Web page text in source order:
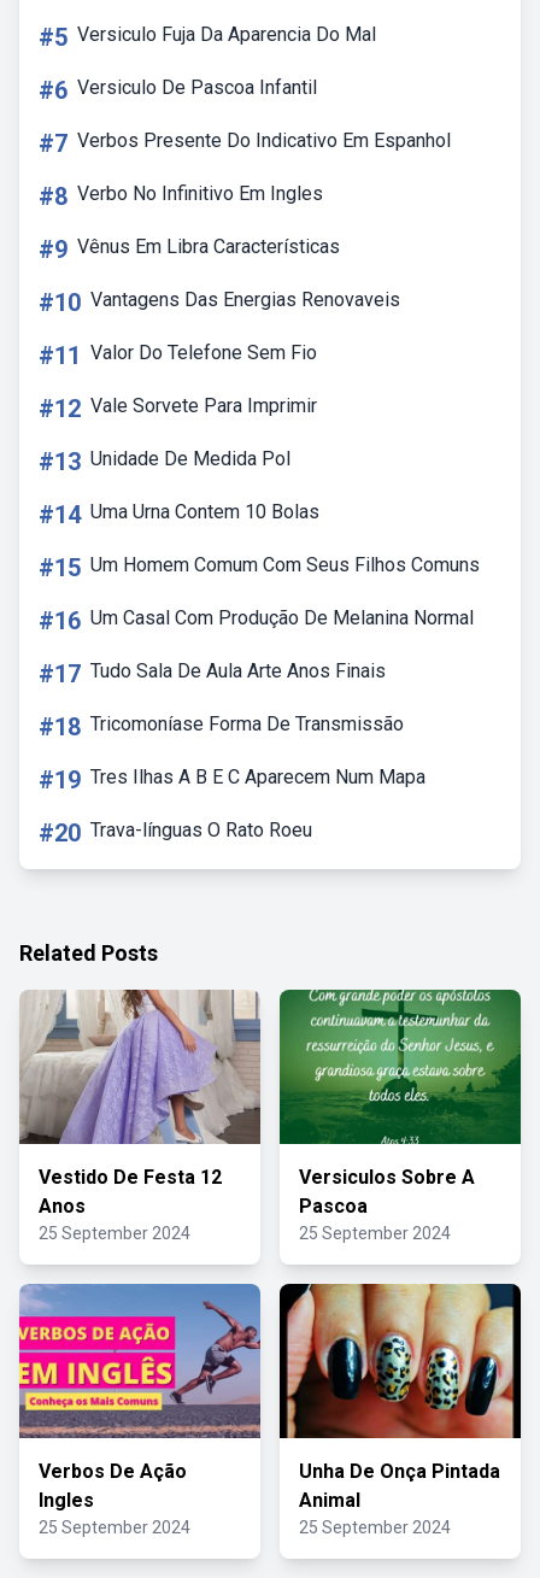
#5 Versiculo Fuja Da Aparencia Do Mal
#6 Versiculo De Pascoa Infantil
#7 Verbos Presente Do Indicativo Em Espanhol
#8 Verbo No Infinitivo Em Ingles
#9 Vênus Em Libra Características
#10 Vantagens Das Energias Renovaveis
#11 Valor Do Telefone Sem Fio
#12 Vale Sorvete Para Imprimir
#13 Unidade De Medida Pol
#14 Uma Urna Contem 10 Bolas
#15 Um Homem Comum Com Seus Filhos Comuns
#16 Um Casal Com Produção De Melanina Normal
#17 Tudo Sala De Aula Arte Anos Finais
#18 Tricomoníase Forma De Transmissão
#19 Tres Ilhas A B E C Aparecem Num Mapa
#20 Trava-línguas O Rato Roeu
Related Posts
Vestido De Festa 12
Anos
25 September 2024
Versiculos Sobre A
Pascoa
25 September 2024
Verbos De Ação
Ingles
25 September 2024
Unha De Onça Pintada
Animal
25 September 2024